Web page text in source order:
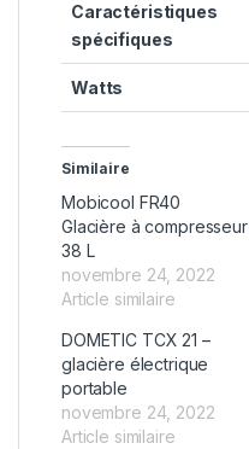
Caractéristiques
spécifiques
Watts
Similaire
Mobicool FR40
Glacière à compresseur
38 L
novembre 24, 2022
Article similaire
DOMETIC TCX 21 –
glacière électrique
portable
novembre 24, 2022
Article similaire